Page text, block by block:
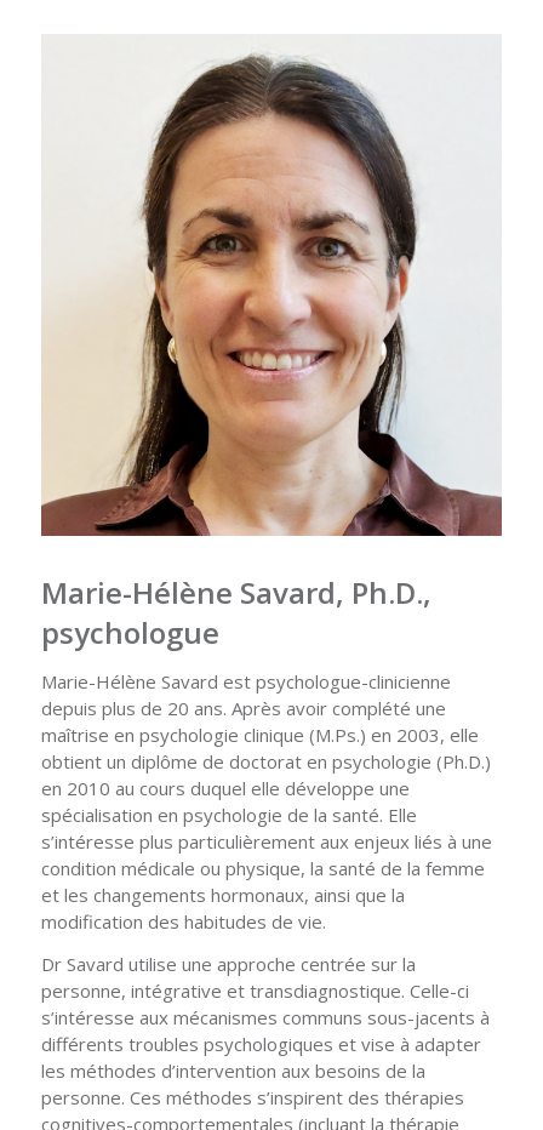
Marie-Hélène Savard, Ph.D.,
psychologue
Marie-Hélène Savard est psychologue-clinicienne
depuis plus de 20 ans. Après avoir complété une
maîtrise en psychologie clinique (M.Ps.) en 2003, elle
obtient un diplôme de doctorat en psychologie (Ph.D.)
en 2010 au cours duquel elle développe une
spécialisation en psychologie de la santé. Elle
s’intéresse plus particulièrement aux enjeux liés à une
condition médicale ou physique, la santé de la femme
et les changements hormonaux, ainsi que la
modification des habitudes de vie.
Dr Savard utilise une approche centrée sur la
personne, intégrative et transdiagnostique. Celle-ci
s’intéresse aux mécanismes communs sous-jacents à
différents troubles psychologiques et vise à adapter
les méthodes d’intervention aux besoins de la
personne. Ces méthodes s’inspirent des thérapies
cognitives-comportementales (incluant la thérapie